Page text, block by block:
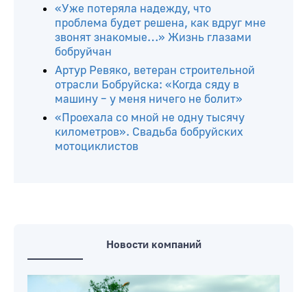
«Уже потеряла надежду, что
проблема будет решена, как вдруг мне
звонят знакомые…» Жизнь глазами
бобруйчан
Артур Ревяко, ветеран строительной
отрасли Бобруйска: «Когда сяду в
машину – у меня ничего не болит»
«Проехала со мной не одну тысячу
километров». Свадьба бобруйских
мотоциклистов
Новости компаний